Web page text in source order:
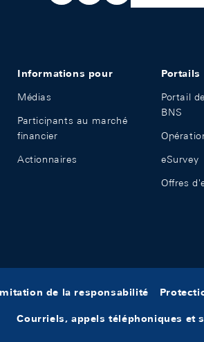
Informations pour
Médias
Participants au marché
financier
Actionnaires
Portails
Portail
BNS
eSurvey
Offres
de la responsabilité
Courriels, appels téléphoniques et